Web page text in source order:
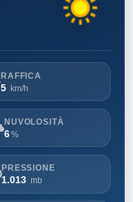
RAFFICA
5 km/h
NUVOLOSITÀ
6%
PRESSIONE
1.013 mb